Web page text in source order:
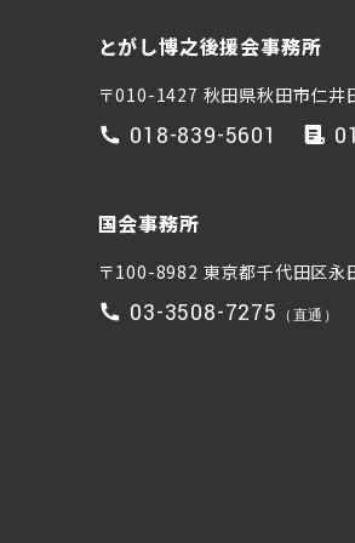
とがし博之後援会事務所
〒010-1427 秋田県秋田市仁
018-839-5601
国会事務所
〒100-8982 東京都千代田区
03-3508-7275 （直通）